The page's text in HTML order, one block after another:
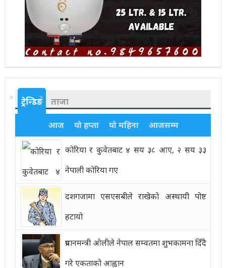
ट्रेन्डिङ ताजा
आज यो हप्ता यो महिना आजसम्म
कोरिया र कुवेतबाट ४ सय ३८ आए, २ सय ३३
नेपाली कोरिया गए
दशगजामा एसएसबीले राखेको अस्थायी पोष्ट
हटायो
प्रधानमन्त्री ओलीले नेपाल सम्वतमा शुभकामना दिँदै
गरे एकताको आह्वान